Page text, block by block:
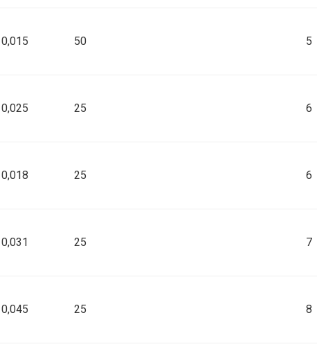
0,015 50 5
0,025 25 6
0,018 25 6
0,031 25 7
0,045 25 8